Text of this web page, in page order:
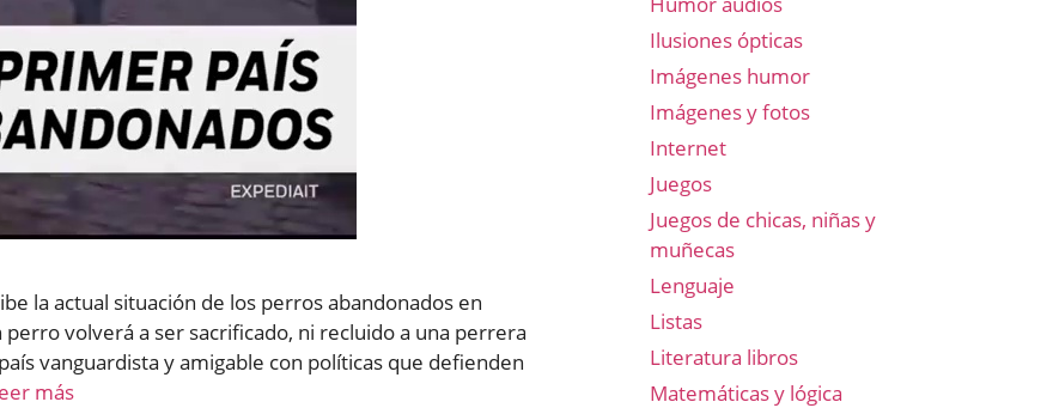
la actual situación de los perros abandonados en
volverá a ser sacrificado, ni recluido a una perrera
vanguardista y amigable con políticas que defienden
más
Ilusiones ópticas
Imágenes humor
Imágenes y fotos
Internet
Juegos
Juegos de chicas, niñas y
muñecas
Lenguaje
Listas
Literatura libros
Matemáticas y lógica